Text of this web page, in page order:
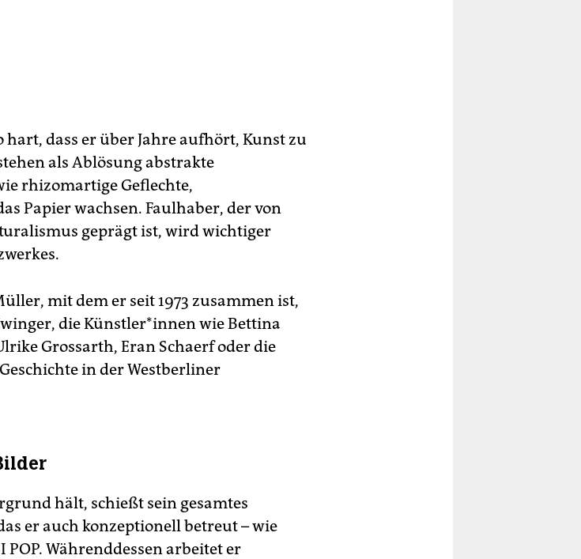
dass er über Jahre aufhört, Kunst zu
als Ablösung abstrakte
rhizomartige Geflechte,
Papier wachsen. Faulhaber, der von
geprägt ist, wird wichtiger
mit dem er seit 1973 zusammen ist,
die Künst­le­r*in­nen wie Bettina
Grossarth, Eran Schaerf oder die
in der Westberliner
hält, schießt sein gesamtes
er auch konzeptionell betreut – wie
Währenddessen arbeitet er